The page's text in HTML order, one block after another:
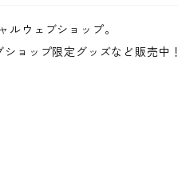
ウェブショップ。
ョップ限定グッズなど販売中！